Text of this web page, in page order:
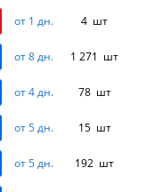
от 1 дн. 4 шт
от 8 дн. 1 271 шт
от 4 дн. 78 шт
от 5 дн. 15 шт
от 5 дн. 192 шт